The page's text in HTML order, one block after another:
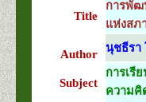
Title
การพัฒ
แห่งสภ
Author นุชธีรา
Subject
การเรี
ความคิ